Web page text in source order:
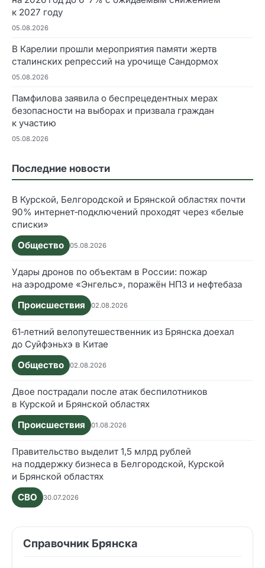
к 2027 году
05.08.2026
В Карелии прошли мероприятия памяти жертв
сталинских репрессий на урочище Сандормох
05.08.2026
Памфилова заявила о беспрецедентных мерах
безопасности на выборах и призвала граждан
к участию
05.08.2026
Последние новости
В Курской, Белгородской и Брянской областях почти
90% интернет‑подключений проходят через «белые
списки»
Общество
05.08.2026
Удары дронов по объектам в России: пожар
на аэродроме «Энгельс», поражён НПЗ и нефтебаза
Происшествия
02.08.2026
61‑летний велопутешественник из Брянска доехал
до Суйфэньхэ в Китае
Общество
02.08.2026
Двое пострадали после атак беспилотников
в Курской и Брянской областях
Происшествия
01.08.2026
Правительство выделит 1,5 млрд рублей
на поддержку бизнеса в Белгородской, Курской
и Брянской областях
СВО
30.07.2026
Справочник Брянска